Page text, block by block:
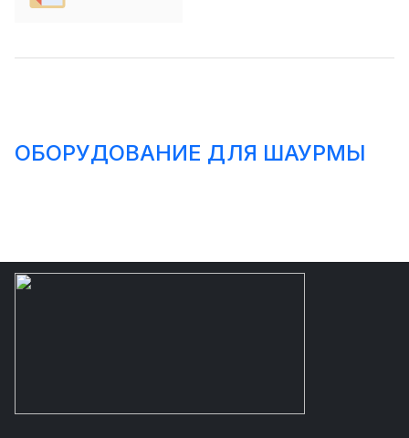
ОБОРУДОВАНИЕ ДЛЯ ШАУРМЫ